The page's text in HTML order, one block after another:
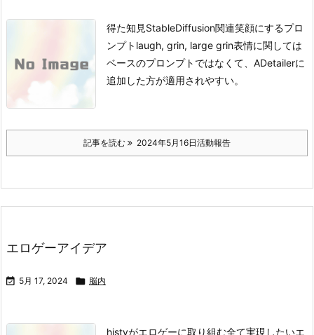
得た知見StableDiffusion関連笑顔にするプロ
ンプト laugh, grin, large grin表情に関しては
ベースのプロンプトではなくて、ADetailerに
追加した方が適用されやすい。
記事を読む 2024年5月16日活動報告
エロゲーアイデア
 5月 17, 2024  脳内
histyがエロゲーに取り組む全て実現したいエ